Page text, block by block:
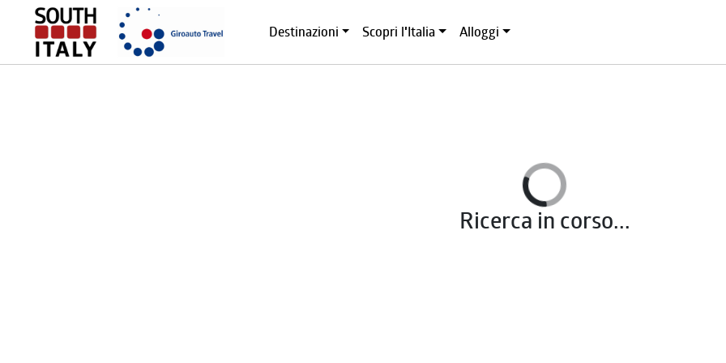
Destinazioni Scopri l'Italia Alloggi
Ricerca in corso...